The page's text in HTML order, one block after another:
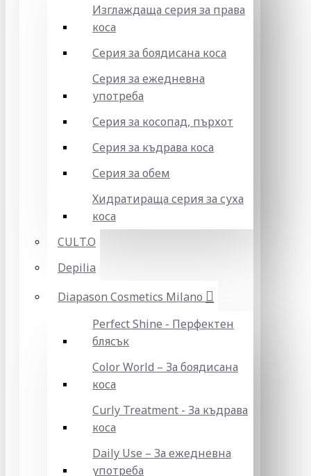
Изглаждаща серия за права
коса
Серия за боядисана коса
Серия за ежедневна
употреба
Серия за косопад, пърхот
Серия за къдрава коса
Серия за обем
Хидратираща серия за суха
коса
CULT.O
Depilia
Diapason Cosmetics Milano
Perfect Shine - Перфектен
блясък
Color World – За боядисана
коса
Curly Treatment - За къдрава
коса
Daily Use – За ежедневна
употреба